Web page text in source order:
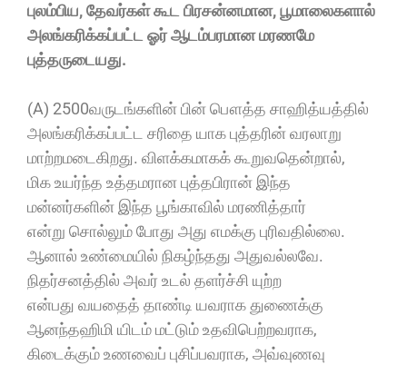
புலம்பிய, தேவர்கள் கூட பிரசன்னமான, பூமாலைகளால்
அலங்கரிக்கப்பட்ட ஓர் ஆடம்பரமான மரணமே
புத்தருடையது.
(A) 2500வருடங்களின் பின் பௌத்த சாஹித்யத்தில்
அலங்கரிக்கப்பட்ட சரிதை யாக புத்தரின் வரலாறு
மாற்றமடைகிறது. விளக்கமாகக் கூறுவதென்றால்,
மிக உயர்ந்த உத்தமரான புத்தபிரான் இந்த
மன்னர்களின் இந்த பூங்காவில் மரணித்தார்
என்று சொல்லும் போது அது எமக்கு புரிவதில்லை.
ஆனால் உண்மையில் நிகழ்ந்தது அதுவல்லவே.
நிதர்சனத்தில் அவர் உடல் தளர்ச்சி யுற்ற
என்பது வயதைத் தாண்டி யவராக துணைக்கு
ஆனந்தஹிமி யிடம் மட்டும் உதவிபெற்றவராக,
கிடைக்கும் உணவைப் புசிப்பவராக, அவ்வுணவு